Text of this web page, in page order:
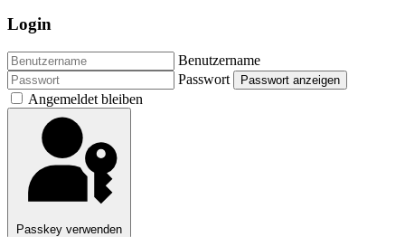
Login
Benutzername
Passwort
Passwort anzeigen
Angemeldet bleiben
Passkey verwenden